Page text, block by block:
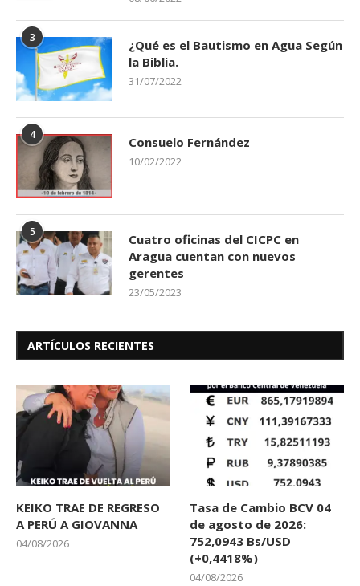
3
¿Qué es el Bautismo en Agua Según
la Biblia.
31/07/2022
4 Consuelo Fernández
10/02/2022
5
Cuatro oficinas del CICPC en
Aragua cuentan con nuevos
gerentes
23/05/2023
ARTÍCULOS RECIENTES
KEIKO TRAE DE REGRESO
A PERÚ A GIOVANNA
04/08/2026
Tasa de Cambio BCV 04
de agosto de 2026:
752,0943 Bs/USD
(+0,4418%)
04/08/2026